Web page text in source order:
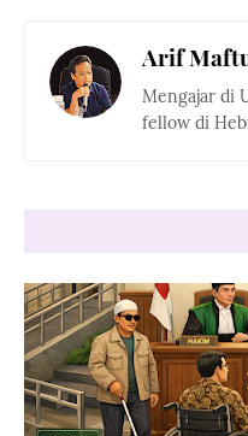
Arif
Mengajar di
fellow di